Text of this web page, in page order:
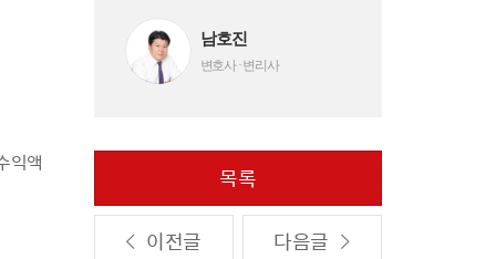
익액
남호진
변호사 · 변리사
목록
이전글 다음글